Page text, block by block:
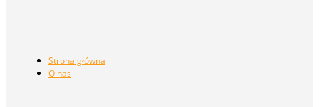
Strona główna
O nas